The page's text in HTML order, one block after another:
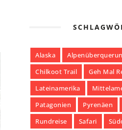
Alaska
Chilkoot Trail
Geh Mal
Lateinamerika
Patagonien
Pyrenäen
Rundreise
Safari